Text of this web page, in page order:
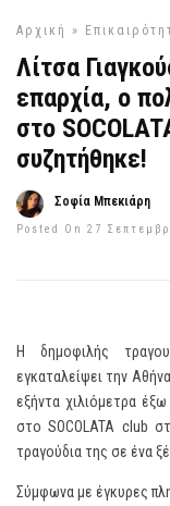
Αρχική »
Λίτσα
επαρχία, ο
στο
συζητήθηκε!
Σοφία Μπεκιάρη
Posted On 27
Η δημοφιλής
εγκαταλείψει την
εξήντα χιλιόμετρα
στο SOCOLATA club
τραγούδια της σε ένα
Σύμφωνα με έγκυρες